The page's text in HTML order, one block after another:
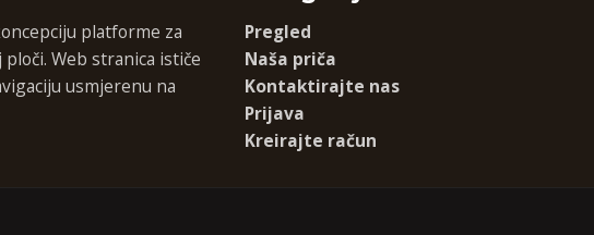
platforme za
Web stranica ističe
usmjerenu na
Pregled
Naša priča
Kontaktirajte nas
Prijava
Kreirajte račun